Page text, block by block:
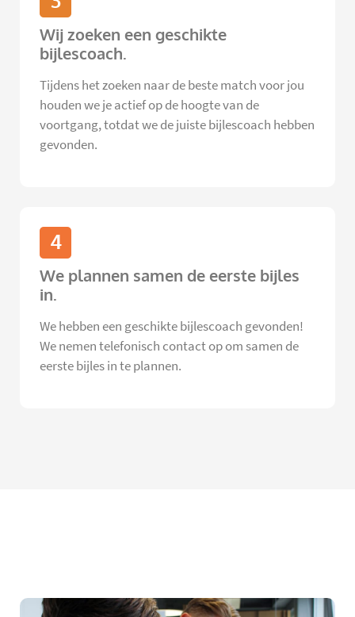
Wij zoeken een geschikte
bijlescoach.
Tijdens het zoeken naar de beste match voor jou
houden we je actief op de hoogte van de
voortgang, totdat we de juiste bijlescoach hebben
gevonden.
4
We plannen samen de eerste bijles
in.
We hebben een geschikte bijlescoach gevonden!
We nemen telefonisch contact op om samen de
eerste bijles in te plannen.